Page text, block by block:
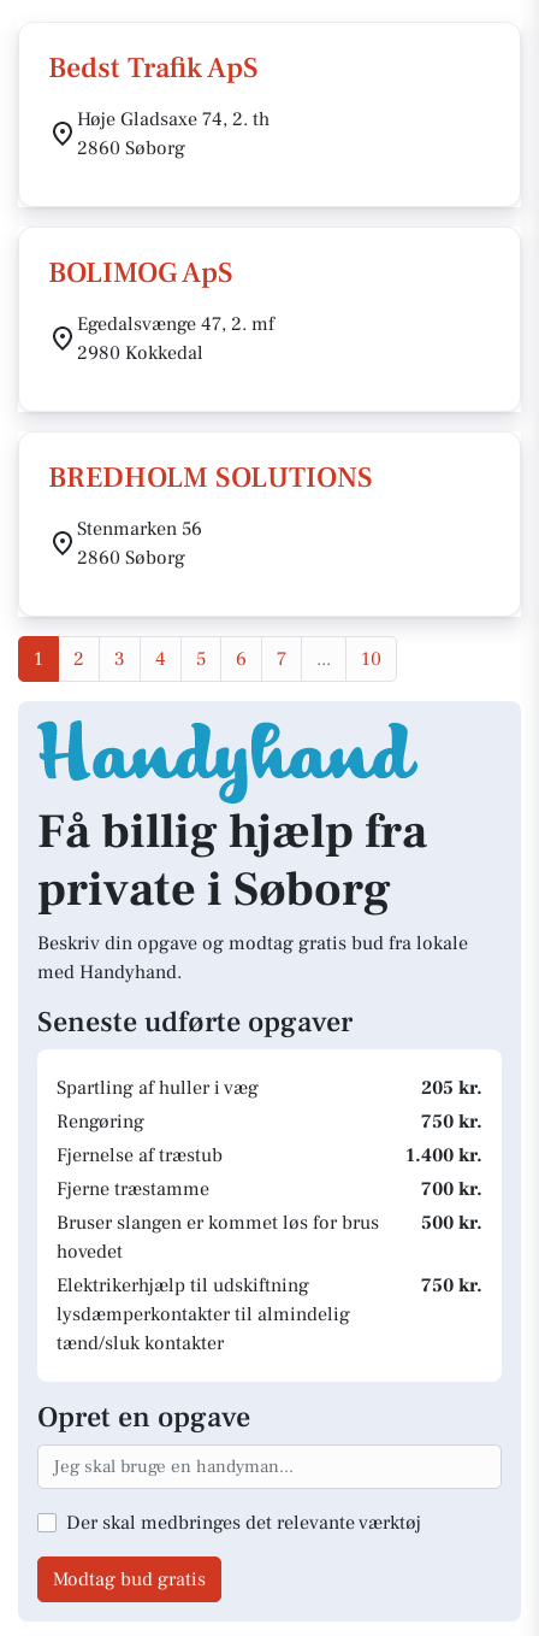
Bedst Trafik ApS
Høje Gladsaxe 74, 2. th
2860 Søborg
BOLIMOG ApS
Egedalsvænge 47, 2. mf
2980 Kokkedal
BREDHOLM SOLUTIONS
Stenmarken 56
2860 Søborg
1 2 3 4 5 6 7 ... 10
Få billig hjælp fra
private i Søborg
Beskriv din opgave og modtag gratis bud fra lokale
med Handyhand.
Seneste udførte opgaver
Spartling af huller i væg
205 kr.
Rengøring
750 kr.
Fjernelse af træstub
1.400 kr.
Fjerne træstamme
700 kr.
Bruser slangen er kommet løs for brus
hovedet
500 kr.
Elektrikerhjælp til udskiftning
lysdæmperkontakter til almindelig
tænd/sluk kontakter
750 kr.
Opret en opgave
Der skal medbringes det relevante værktøj
Modtag bud gratis